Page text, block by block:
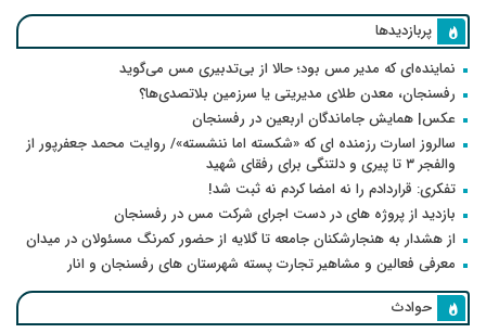
پربازدیدها
نماینده‌ای که مدیر مس بود؛ حالا از بی‌تدبیری مس می‌گوید
رفسنجان، معدن طلای مدیریتی یا سرزمین بلاتصدی‌ها؟
عکس| همایش جاماندگان اربعین در رفسنجان
سالروز اسارت رزمنده ای که «شکسته اما ننشسته»/ روایت محمد جعفرپور از
والفجر ۳ تا پیری و دلتنگی برای رفقای شهید
تفکری: قراردادم را نه امضا کردم نه ثبت شد!
بازدید از پروژه های در دست اجرای شرکت مس در رفسنجان
از هشدار به هنجارشکنان جامعه تا گلایه از حضور کمرنگ مسئولان در میدان
معرفی فعالین و مشاهیر تجارت پسته شهرستان های رفسنجان و انار
حوادث